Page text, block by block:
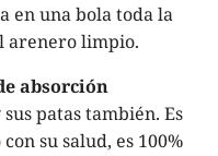
en una bola toda la
arenero limpio.
absorción
patas también. Es
su salud, es 100%